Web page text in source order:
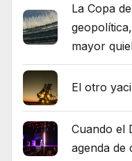
La Copa
mayor
El otro
Cuando el
agenda de